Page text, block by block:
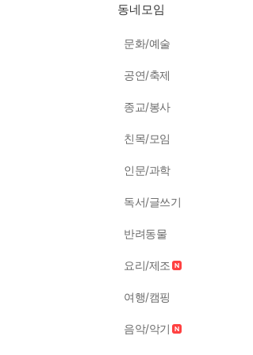
동네모임
문화/예술
공연/축제
종교/봉사
친목/모임
인문/과학
독서/글쓰기
반려동물
요리/제조
여행/캠핑
음악/악기